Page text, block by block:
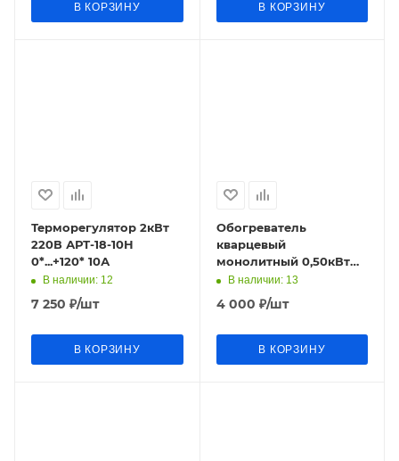
В КОРЗИНУ В КОРЗИНУ
Терморегулятор 2кВт
220В АРТ-18-10Н
0*...+120* 10А
В наличии: 12
7 250 ₽/шт
В КОРЗИНУ
Обогреватель
кварцевый
монолитный 0,50кВт
220В t=95*C IP67
650х350мм Elegant
Warmhoff
В наличии: 13
4 000 ₽/шт
В КОРЗИНУ